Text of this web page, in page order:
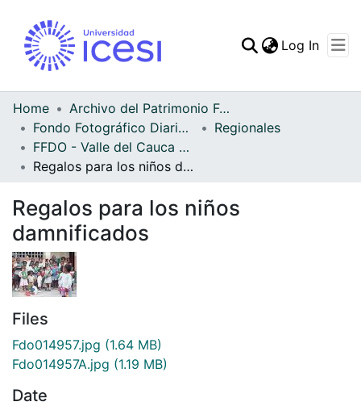
Statistics
Log In
Home
Archivo del Patrimonio Fotográfico y Fílmico del Valle del Cauca
Fondo Fotográfico Diario Occidente
Regionales
FFDO - Valle del Cauca - Patrimonial
Regalos para los niños damnificados
Regalos para los niños
damnificados
Files
Fdo014957.jpg (1.64 MB)
Fdo014957A.jpg (1.19 MB)
Date